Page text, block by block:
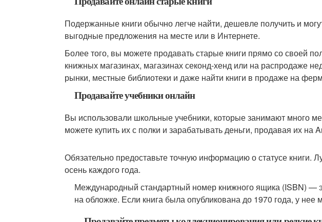
Подержанные книги обычно легче найти, дешевле получить и
выгодные предложения на месте или в Интернете.
Более того, вы можете продавать старые книги прямо со своей
книжных магазинах, магазинах секонд-хенд или на распродаже
рынки, местные библиотеки и даже найти книги в продаже на
Продавайте учебники онлайн
Вы использовали школьные учебники, которые занимают много
можете купить их с полки и зарабатывать деньги, продавая их на
Обязательно предоставьте точную информацию о статусе
осень каждого года.
Международный стандартный номер книжного ящика (ISBN) —
на обложке. Если книга была опубликована до 1970 года, у нее